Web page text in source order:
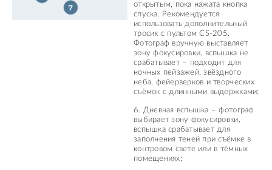
открытым, пока нажата кнопка
спуска. Рекомендуется
использовать дополнительный
тросик с пультом CS-205.
Фотограф вручную выставляет
зону фокусировки, вспышка не
срабатывает – подходит для
ночных пейзажей, звёздного
неба, фейерверков и творческих
съёмок с длинными выдержками;
6. Дневная вспышка – фотограф
выбирает зону фокусировки,
вспышка срабатывает для
заполнения теней при съёмке в
контровом свете или в тёмных
помещениях;